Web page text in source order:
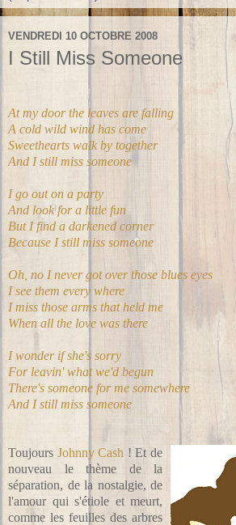
VENDREDI 10 OCTOBRE 2008
I Still Miss Someone
At my door the leaves are falling
A cold wild wind has come
Sweethearts walk by together
And I still miss someone
I go out on a party
And look for a little fun
But I find a darkened corner
Because I still miss someone
Oh, no I never got over those blues eyes
I see them every where
I miss those arms that held me
When all the love was there
I wonder if she's sorry
For leavin' what we'd begun
There's someone for me somewhere
And I still miss someone
Toujours Johnny Cash ! Et de
nouveau le thème de la
séparation, de la nostalgie, de
l'amour qui s'étiole et meurt,
comme les feuilles des arbres